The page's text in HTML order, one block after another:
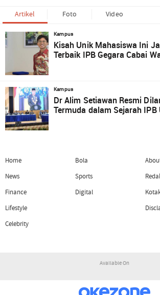
Artikel Foto Video
Kampus
Kisah Unik Mahasiswa Ini
Terbaik IPB Gegara Cabai
Kampus
Dr Alim Setiawan Resmi
Termuda dalam Sejarah IPB
Home
News
Finance
Lifestyle
Celebrity
Bola
Sports
Digital
Available On